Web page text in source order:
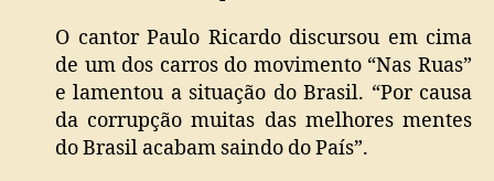
O cantor Paulo Ricardo discursou em cima
de um dos carros do movimento “Nas Ruas”
e lamentou a situação do Brasil. “Por causa
da corrupção muitas das melhores mentes
do Brasil acabam saindo do País”.